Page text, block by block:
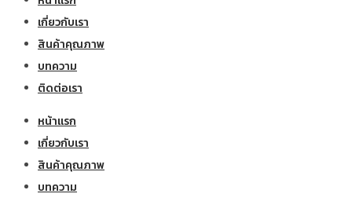
เกี่ยวกับเรา
สินค้าคุณภาพ
บทความ
ติดต่อเรา
หน้าแรก
เกี่ยวกับเรา
สินค้าคุณภาพ
บทความ